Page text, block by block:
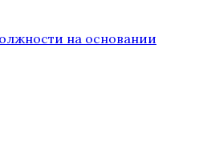
на основании